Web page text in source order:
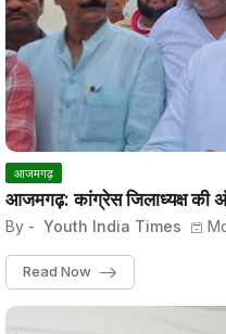
आजमगढ़
आजमगढ़: कांग्रेस जिलाध्यक्ष की
By - Youth India Times
Read Now